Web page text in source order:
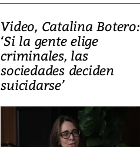
Video, Catalina Botero:
‘Si la gente elige
criminales, las
sociedades deciden
suicidarse’